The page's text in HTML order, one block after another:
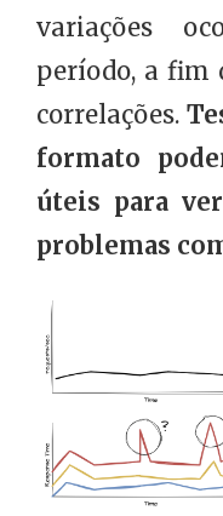
variações
período, a fim
correlações.
formato
úteis para
problemas